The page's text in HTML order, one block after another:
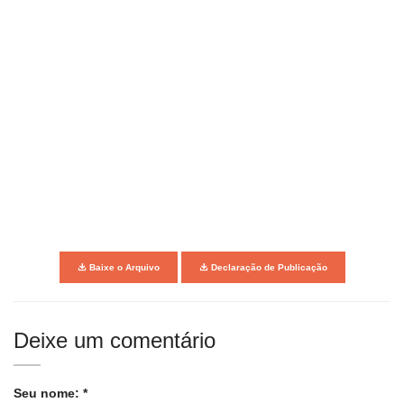
Baixe o Arquivo Declaração de Publicação
Deixe um comentário
Seu nome: *